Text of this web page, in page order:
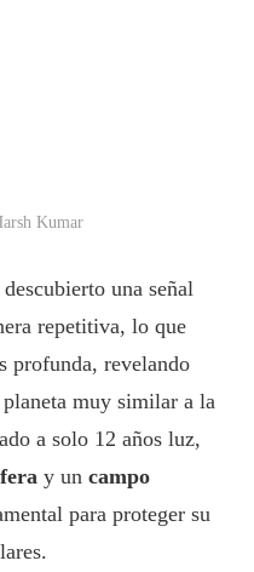
Kumar
una señal
repetitiva, lo que
profunda, revelando
muy similar a la
a solo 12 años luz,
y un campo
para proteger su